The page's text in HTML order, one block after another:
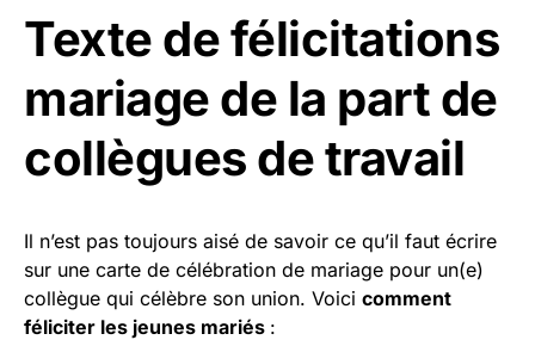
Texte de félicitations
mariage de la part de
collègues de travail
Il n’est pas toujours aisé de savoir ce qu’il faut écrire
sur une carte de célébration de mariage pour un(e)
collègue qui célèbre son union. Voici comment
féliciter les jeunes mariés :